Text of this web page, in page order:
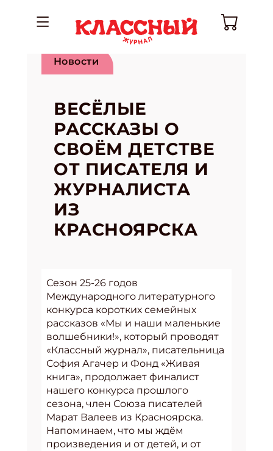
Новости
ВЕСЁЛЫЕ
РАССКАЗЫ О
СВОЁМ ДЕТСТВЕ
ОТ ПИСАТЕЛЯ И
ЖУРНАЛИСТА
ИЗ
КРАСНОЯРСКА
Сезон 25-26 годов
Международного литературного
конкурса коротких семейных
рассказов «Мы и наши маленькие
волшебники!», который проводят
«Классный журнал», писательница
София Агачер и Фонд «Живая
книга», продолжает финалист
нашего конкурса прошлого
сезона, член Союза писателей
Марат Валеев из Красноярска.
Напоминаем, что мы ждём
произведения и от детей, и от